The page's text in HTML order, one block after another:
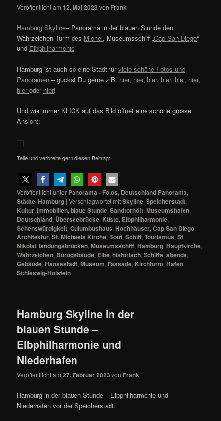
Veröffentlicht am 12. Mai 2023 von Frank
Hamburg Skyline– Panorama in der blauen Stunde den
Wahrzeichen Turm des Michel, Museumsschiff „Cap San Diego“
und Elbphilharmonie
Hamburg ist auch so eine Stadt fürviele schöne Fotos und
Panoramen – guckst Du gerne z.B. hier, hier, hier, hier, hier, hier,
hieroder hier!
Und wie immer KLICK auf das Bild öffnet eine schöne grosse
Ansicht:
Teile und verbreite gern diesen Beitrag:
Veröffentlicht unter Panorama - Fotos, Deutschland Panorama,
Städte, Hamburg |Verschlagwortet mitSkyline,Speicherstadt,
Kultur,Immobilien,blaue Stunde,Sandtorhöft,Museumshafen,
Deutschland, Überseebrücke, Küste, Elbphilharmonie,
Sehenswürdigkeit,Culumbushaus, Hochhäuser,Cap San Diego,
Architektur,St. Michaels Kirche, Boot,Schiff,Tourismus,St.
Nikolai,landungsbrücken,Museumsschiff, Hamburg, Hauptkirche,
Wahrzeichen, Bürogebäude, Elbe,historisch,Schiffe,abends,
Gebäude, Hansestadt,Museum, Fassade, Kirchturm, Hafen,
Schleswig-Holstein
Hamburg Skyline in der
blauen Stunde –
Elbphilharmonie und
Niederhafen
Veröffentlicht am27. Februar 2023 von Frank
Hamburg in der blauen Stunde – Elbphilharmonie und
Niederhafen vor der Speicherstadt.